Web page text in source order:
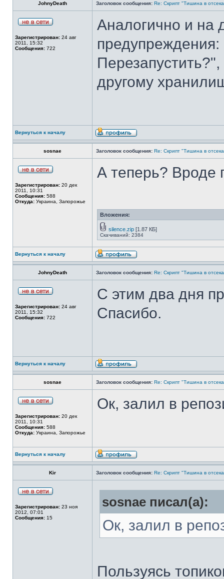
JohnyDeath Заголовок сообщения: Re: Скрипт "Тишина в
Зарегистрирован: 24 авг
2011, 15:32
Сообщения: 722
Аналогично и на
другому
Вернуться к началу
sosnae Заголовок сообщения: Re: Скрипт "Тишина в
Зарегистрирован: 20 дек
2011, 10:31
Сообщения: 588
Откуда: Украина, Запорожье
А теперь? Вроде
Вложения:
silence.zip [1.87 КБ]
Скачиваний: 2384
Вернуться к началу
JohnyDeath Заголовок сообщения: Re: Скрипт "Тишина в
Зарегистрирован: 24 авг
2011, 15:32
Сообщения: 722
С этим два дня
Спасибо.
Вернуться к началу
sosnae Заголовок сообщения: Re: Скрипт "Тишина в
Зарегистрирован: 20 дек
2011, 10:31
Сообщения: 588
Откуда: Украина, Запорожье
Ок, залил в
Вернуться к началу
Kir Заголовок сообщения: Re: Скрипт "Тишина в
Зарегистрирован: 23 ноя
2012, 07:01
Сообщения: 15
sosnae писал(а):
Ок, залил в
Пользуясь